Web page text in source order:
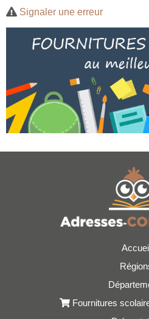
Signaler une erreur
Fournitures